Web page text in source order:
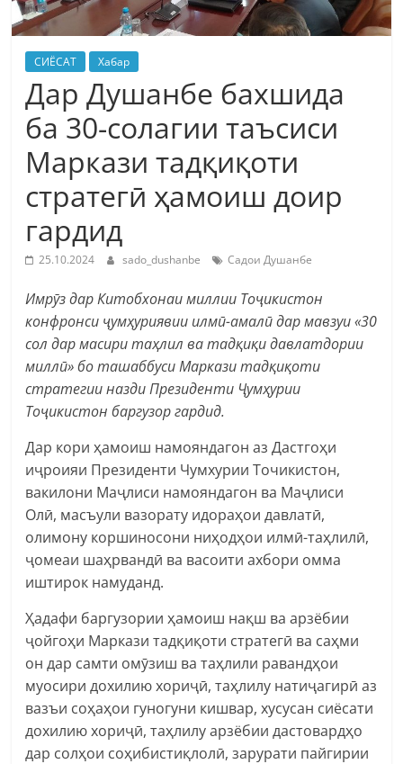
СИЁСАТ Хабар
Дар Душанбе бахшида
ба 30-солагии таъсиси
Маркази тадқиқоти
стратегӣ ҳамоиш доир
гардид
25.10.2024 sado_dushanbe Садои Душанбе
Имрӯз дар Китобхонаи миллии Тоҷикистон
конфронси ҷумҳуриявии илмӣ-амалӣ дар мавзуи «30
сол дар масири таҳлил ва тадқиқи давлатдории
миллӣ» бо ташаббуси Маркази тадқиқоти
стратегии назди Президенти Ҷумҳурии
Тоҷикистон баргузор гардид.
Дар кори ҳамоиш намояндагон аз Дастгоҳи
иҷроияи Президенти Чумхурии Точикистон,
вакилони Маҷлиси намояндагон ва Маҷлиси
Олӣ, масъули вазорату идораҳои давлатӣ,
олимону коршиносони ниҳодҳои илмӣ-таҳлилӣ,
ҷомеаи шаҳрвандӣ ва васоити ахбори омма
иштирок намуданд.
Ҳадафи баргузории ҳамоиш нақш ва арзёбии
ҷойгоҳи Маркази тадқиқоти стратегӣ ва саҳми
он дар самти омӯзиш ва таҳлили равандҳои
муосири дохилию хориҷӣ, таҳлилу натиҷагирӣ аз
вазъи соҳаҳои гуногуни кишвар, хусусан сиёсати
дохилию хориҷӣ, таҳлилу арзёбии дастовардҳо
дар солҳои соҳибистиқлолӣ, зарурати пайгирии